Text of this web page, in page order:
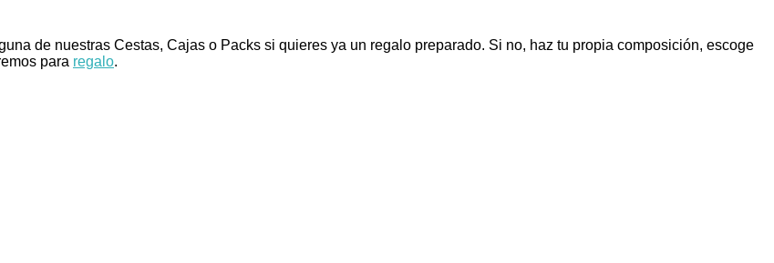
de nuestras Cestas, Cajas o Packs si quieres ya un regalo preparado. Si no, haz tu propia composición, escoge
para regalo.